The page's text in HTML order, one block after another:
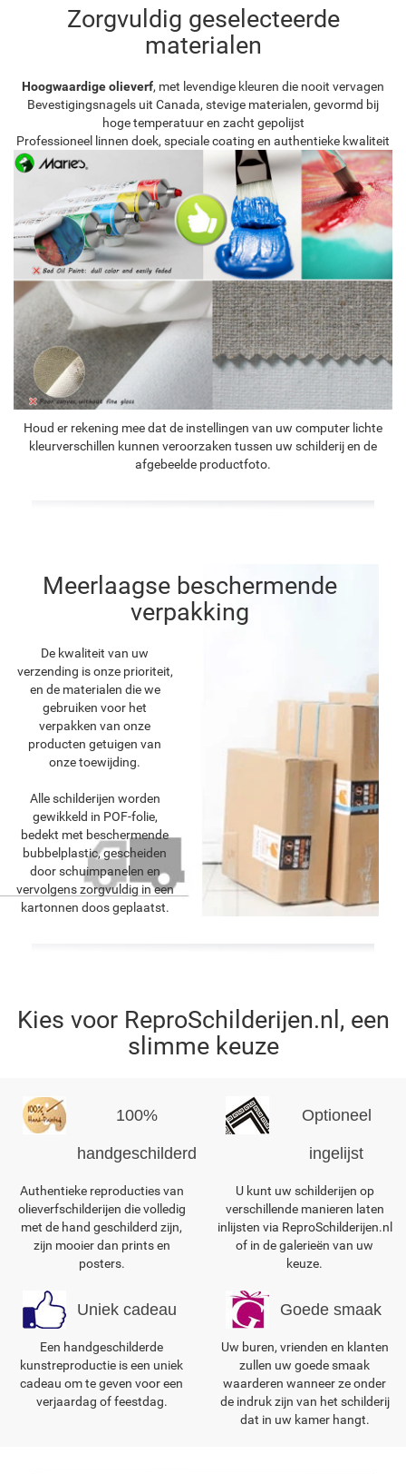
Zorgvuldig geselecteerde
materialen
Hoogwaardige olieverf, met levendige kleuren die nooit vervagen
Bevestigingsnagels uit Canada, stevige materialen, gevormd bij
hoge temperatuur en zacht gepolijst
Professioneel linnen doek, speciale coating en authentieke kwaliteit
Houd er rekening mee dat de instellingen van uw computer lichte
kleurverschillen kunnen veroorzaken tussen uw schilderij en de
afgebeelde productfoto.
Meerlaagse beschermende
verpakking
De kwaliteit van uw
verzending is onze prioriteit,
en de materialen die we
gebruiken voor het
verpakken van onze
producten getuigen van
onze toewijding.
Alle schilderijen worden
gewikkeld in POF-folie,
bedekt met beschermende
bubbelplastic, gescheiden
door schuimpanelen en
vervolgens zorgvuldig in een
kartonnen doos geplaatst.
Kies voor ReproSchilderijen.nl, een
slimme keuze
100%
handgeschilderd
Authentieke reproducties van
olieverfschilderijen die volledig
met de hand geschilderd zijn,
zijn mooier dan prints en
posters.
Optioneel
ingelijst
U kunt uw schilderijen op
verschillende manieren laten
inlijsten via ReproSchilderijen.nl
of in de galerieën van uw
keuze.
Uniek cadeau
Een handgeschilderde
kunstreproductie is een uniek
cadeau om te geven voor een
verjaardag of feestdag.
Goede smaak
Uw buren, vrienden en klanten
zullen uw goede smaak
waarderen wanneer ze onder
de indruk zijn van het schilderij
dat in uw kamer hangt.